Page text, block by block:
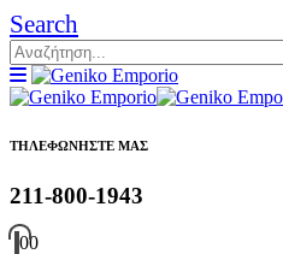
Search
ΤΗΛΕΦΩΝΗΣΤΕ ΜΑΣ
211-800-1943
00